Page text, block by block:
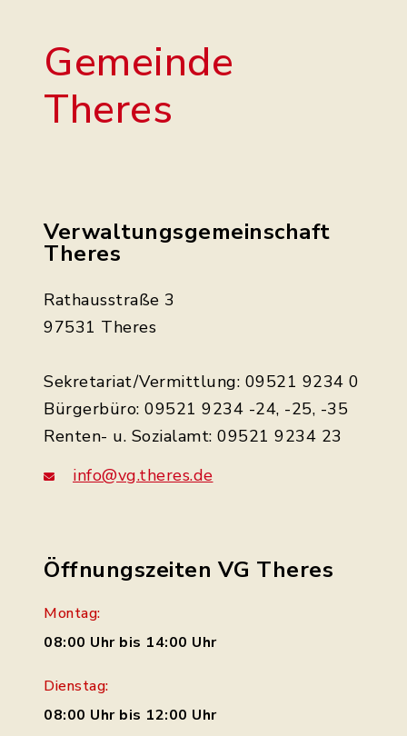
Gemeinde
Theres
Verwaltungsgemeinschaft
Theres
Rathausstraße 3
97531 Theres
Sekretariat/Vermittlung: 09521 9234 0
Bürgerbüro: 09521 9234 -24, -25, -35
Renten- u. Sozialamt: 09521 9234 23
info@vg.theres.de
Öffnungszeiten VG Theres
Montag:
08:00 Uhr bis 14:00 Uhr
Dienstag:
08:00 Uhr bis 12:00 Uhr